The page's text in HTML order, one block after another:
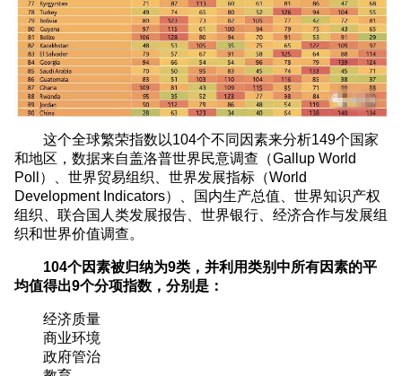
这个全球繁荣指数以104个不同因素来分析149个国家
和地区，数据来自盖洛普世界民意调查（Gallup World
Poll）、世界贸易组织、世界发展指标（World
Development Indicators）、国内生产总值、世界知识产权
组织、联合国人类发展报告、世界银行、经济合作与发展组
织和世界价值调查。
104个因素被归纳为9类，并利用类别中所有因素的平
均值得出9个分项指数，分别是：
经济质量
商业环境
政府管治